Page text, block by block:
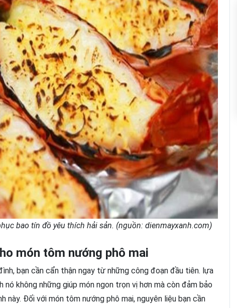
bao tín đồ yêu thích hải sản. (nguồn: dienmayxanh.com)
món tôm nướng phô mai
bạn cần cẩn thận ngay từ những công đoạn đầu tiên. lựa
không những giúp món ngon trọn vị hơn mà còn đảm bảo
này. Đối với món tôm nướng phô mai, nguyên liệu bạn cần